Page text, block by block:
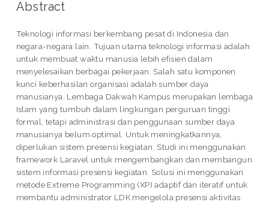
Abstract
Teknologi informasi berkembang pesat di Indonesia dan
negara-negara lain. Tujuan utama teknologi informasi adalah
untuk membuat waktu manusia lebih efisien dalam
menyelesaikan berbagai pekerjaan. Salah satu komponen
kunci keberhasilan organisasi adalah sumber daya
manusianya. Lembaga Dakwah Kampus merupakan lembaga
Islam yang tumbuh dalam lingkungan perguruan tinggi
formal, tetapi administrasi dan penggunaan sumber daya
manusianya belum optimal. Untuk meningkatkannya,
diperlukan sistem presensi kegiatan. Studi ini menggunakan
framework Laravel untuk mengembangkan dan membangun
sistem informasi presensi kegiatan. Solusi ini menggunakan
metode Extreme Programming (XP) adaptif dan iteratif untuk
membantu administrator LDK mengelola presensi aktivitas